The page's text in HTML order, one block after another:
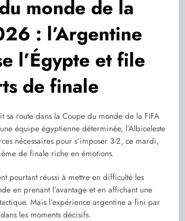
monde de la
: l’Argentine
l’Égypte et file
de finale
sa route dans la Coupe du monde de la FIFA
équipe égyptienne déterminée, l’Albiceleste
nécessaires pour s’imposer 3-2, ce mardi,
de finale riche en émotions.
pourtant réussi à mettre en difficulté les
en prenant l’avantage et en affichant une
Mais l’expérience argentine a fini par
les moments décisifs.